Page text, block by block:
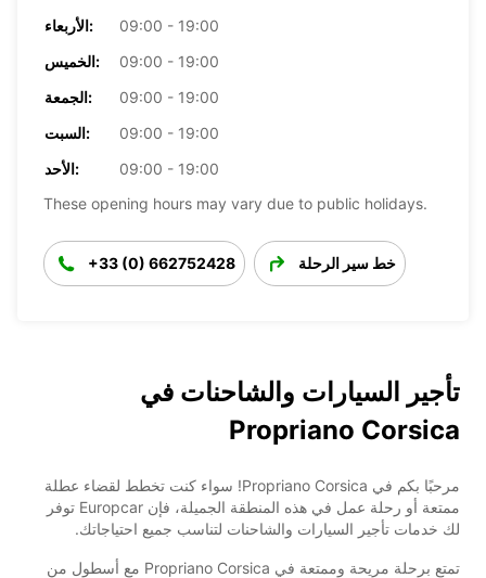
الأربعاء:
09:00 - 19:00
الخميس:
09:00 - 19:00
الجمعة:
09:00 - 19:00
السبت:
09:00 - 19:00
الأحد:
09:00 - 19:00
These opening hours may vary due to public holidays.
+33 (0) 662752428 خط سير الرحلة
تأجير السيارات والشاحنات في
Propriano Corsica
مرحبًا بكم في Propriano Corsica! سواء كنت تخطط لقضاء عطلة
ممتعة أو رحلة عمل في هذه المنطقة الجميلة، فإن Europcar توفر
لك خدمات تأجير السيارات والشاحنات لتناسب جميع احتياجاتك.
تمتع برحلة مريحة وممتعة في Propriano Corsica مع أسطول من